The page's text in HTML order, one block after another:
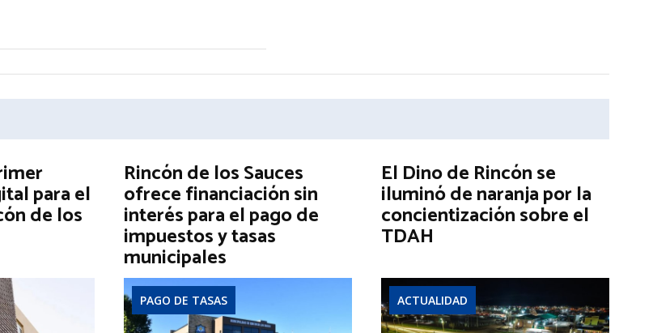
para el
de los
Rincón de los Sauces
ofrece financiación sin
interés para el pago de
impuestos y tasas
municipales
PAGO DE TASAS
El Dino de Rincón se
iluminó de naranja por la
concientización sobre el
TDAH
ACTUALIDAD